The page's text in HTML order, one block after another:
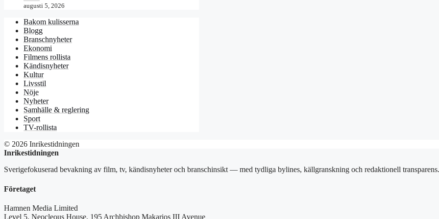
augusti 5, 2026
Bakom kulisserna
Blogg
Branschnyheter
Ekonomi
Filmens rollista
Kändisnyheter
Kultur
Livsstil
Nöje
Nyheter
Samhälle & reglering
Sport
TV-rollista
© 2026 Inrikestidningen
Inrikestidningen
Sverigefokuserad bevakning av film, tv, kändisnyheter och branschinsikt — med tydliga bylines, källgranskning och redaktionell transparens.
Företaget
Hamnen Media Limited
Level 5, Neocleous House, 195 Archbishop Makarios III Avenue